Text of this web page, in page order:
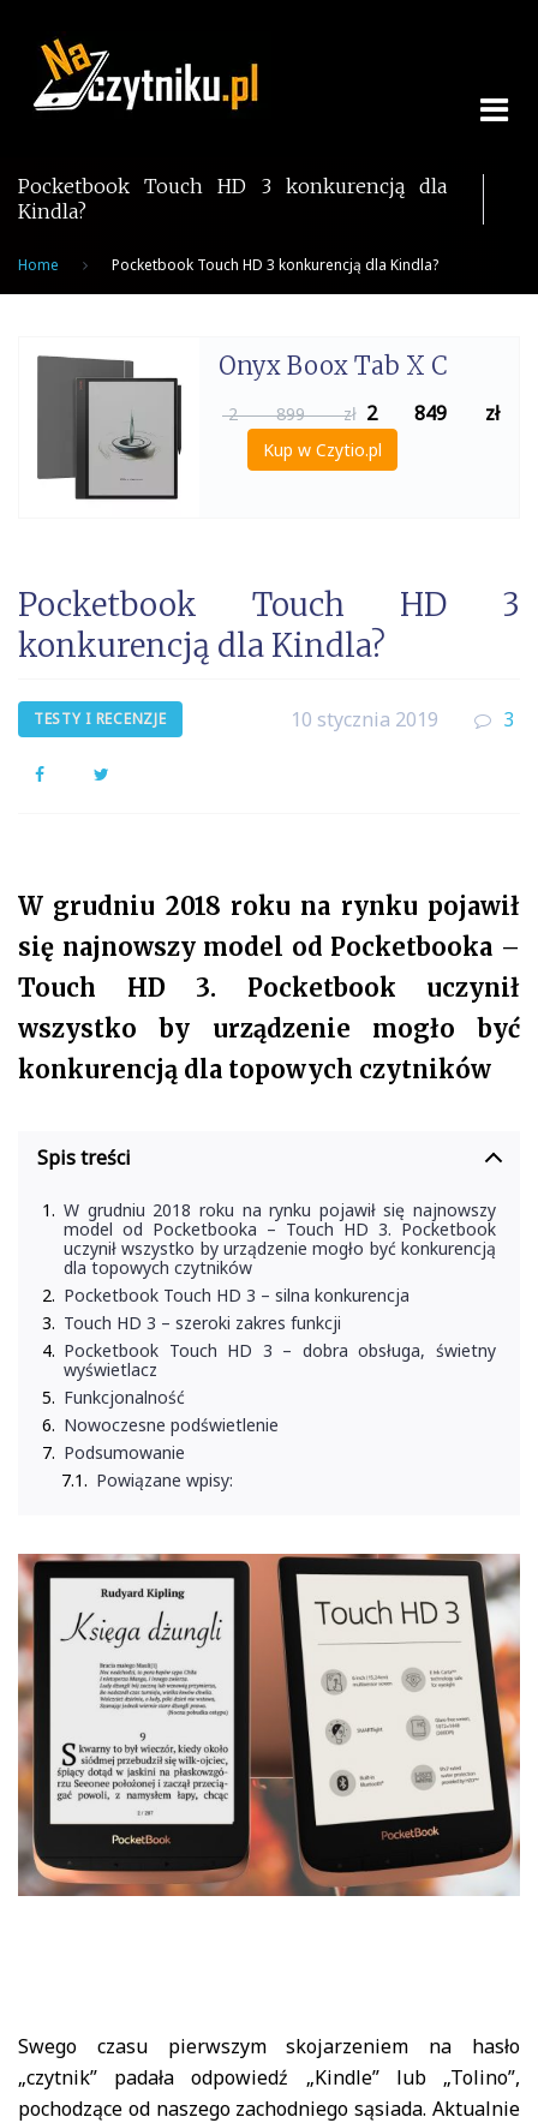
content
Pocketbook Touch HD 3 konkurencją dla
Kindla?
Home Pocketbook Touch HD 3 konkurencją dla Kindla?
Onyx Boox Tab X C
2 899 zł 2 849 zł
Kup w Czytio.pl
Pocketbook Touch HD 3
konkurencją dla Kindla?
TESTY I RECENZJE 10 stycznia 2019 3
Facebook
W grudniu 2018 roku na rynku pojawił
się najnowszy model od Pocketbooka –
Touch HD 3. Pocketbook uczynił
wszystko by urządzenie mogło być
konkurencją dla topowych czytników
Spis treści
W grudniu 2018 roku na rynku pojawił się najnowszy
model od Pocketbooka – Touch HD 3. Pocketbook
uczynił wszystko by urządzenie mogło być konkurencją
dla topowych czytników
Pocketbook Touch HD 3 – silna konkurencja
Touch HD 3 – szeroki zakres funkcji
Pocketbook Touch HD 3 – dobra obsługa, świetny
wyświetlacz
Funkcjonalność
Nowoczesne podświetlenie
Podsumowanie
Powiązane wpisy:
Swego czasu pierwszym skojarzeniem na hasło
„czytnik” padała odpowiedź „Kindle” lub „Tolino”,
pochodzące od naszego zachodniego sąsiada. Aktualnie